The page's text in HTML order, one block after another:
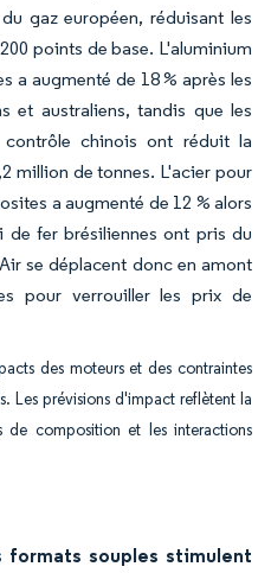
gaz européen, réduisant les
points de base. L'aluminium
a augmenté de 18 % après les
et australiens, tandis que les
chinois ont réduit la
million de tonnes. L'acier pour
a augmenté de 12 % alors
de fer brésiliennes ont pris du
se déplacent donc en amont
pour verrouiller les prix de
des moteurs et des contraintes
Les prévisions d'impact reflètent la
de composition et les interactions
souples stimulent